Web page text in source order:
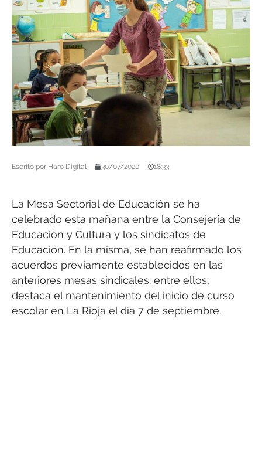
Escrito por Haro Digital 30/07/2020 18:33
La Mesa Sectorial de Educación se ha
celebrado esta mañana entre la Consejería de
Educación y Cultura y los sindicatos de
Educación. En la misma, se han reafirmado los
acuerdos previamente establecidos en las
anteriores mesas sindicales: entre ellos,
destaca el mantenimiento del inicio de curso
escolar en La Rioja el día 7 de septiembre.